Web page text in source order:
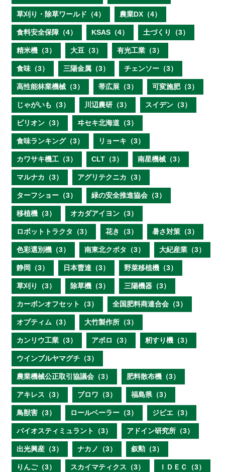
草刈り・除草ワールド（4） 農業DX（4）
食料安全保障（4） KSAS（4） 土づくり（3）
精米機（3） 大豆（3） 有光工業（3）
食味（3） 三陽金属（3） チェンソー（3）
高性能林業機械（3） 帯広展（3） 可変施肥（3）
じゃがいも（3） 川辺農研（3） スイデン（3）
ピリオン（3） ヰセキ北海道（3）
食味ランキング（3） リョーキ（3）
カワサキ機工（3） CLT（3） 南星機械（3）
マルナカ（3） アグリテクニカ（3）
ターフショー（3） 緑の安全推進協会（3）
移植機（3） オカダアイヨン（3）
ロボットトラクタ（3） 花き（3） 暑さ対策（3）
色彩選別機（3） 南東北クボタ（3） 大紀産業（3）
静岡（3） 日本曹達（3） 野菜移植機（3）
草刈り（3） 除草機（3） 三陽機器（3）
カーボンオフセット（3） 全国肥料商連合会（3）
オプティム（3） 大竹製作所（3）
カンリウ工業（3） アポロ（3） 籾すり機（3）
ウインブルヤマグチ（3）
農業機械公正取引協議会（3） 肥料散布機（3）
アキレス（3） ブロワ（3） 福島県（3）
鳥獣害（3） ロールベーラー（3） ジビエ（3）
バイオスティミュラント（3） アドイン研究所（3）
出光興産（3） ナカノ（3） 叙勲（3）
りんご（3） スカイマティクス（3） ＩＤＥＣ（3）